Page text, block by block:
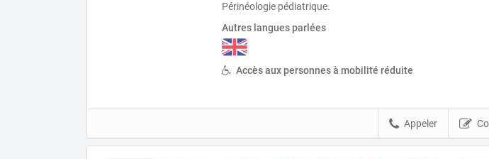
Périnéologie pédiatrique.
Autres langues parlées
Accès aux personnes à mobilité réduite
Appeler